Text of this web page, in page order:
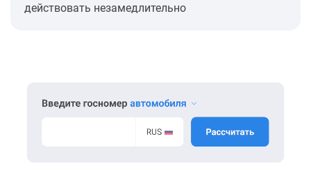
действовать незамедлительно